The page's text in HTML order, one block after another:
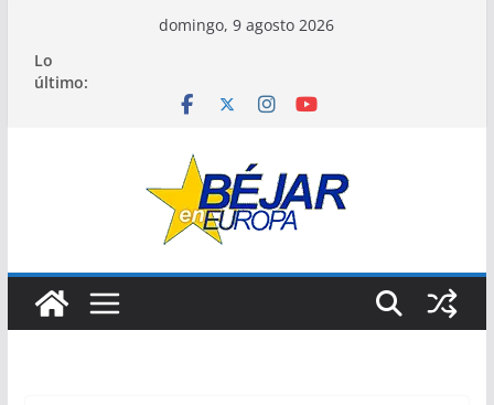
contenido
domingo, 9 agosto 2026
Lo
último: